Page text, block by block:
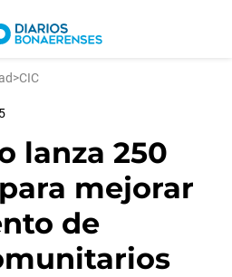
>CIC
lanza 250
mejorar
de